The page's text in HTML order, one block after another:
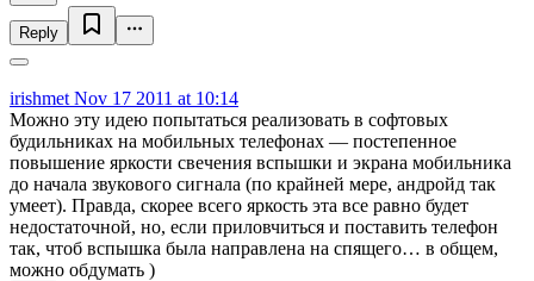
Reply
irishmet Nov 17 2011 at 10:14
Можно эту идею попытаться реализовать в софтовых
будильниках на мобильных телефонах — постепенное
повышение яркости свечения вспышки и экрана мобильника
до начала звукового сигнала (по крайней мере, андройд так
умеет). Правда, скорее всего яркость эта все равно будет
недостаточной, но, если приловчиться и поставить телефон
так, чтоб вспышка была направлена на спящего… в общем,
можно обдумать )